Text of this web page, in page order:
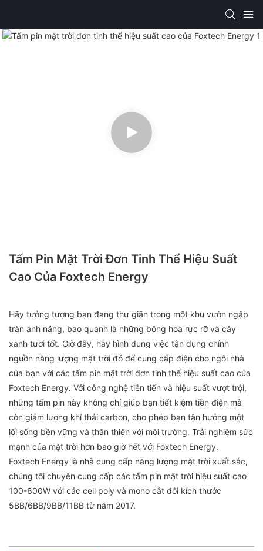
Tấm Pin Mặt Trời Đơn Tinh Thể Hiệu Suất
Cao Của Foxtech Energy
Hãy tưởng tượng bạn đang thư giãn trong một khu vườn ngập
tràn ánh nắng, bao quanh là những bông hoa rực rỡ và cây
xanh tươi tốt. Giờ đây, hãy hình dung việc tận dụng chính
nguồn năng lượng mặt trời đó để cung cấp điện cho ngôi nhà
của bạn với các tấm pin mặt trời đơn tinh thể hiệu suất cao của
Foxtech Energy. Với công nghệ tiên tiến và hiệu suất vượt trội,
những tấm pin này không chỉ giúp bạn tiết kiệm tiền điện mà
còn giảm lượng khí thải carbon, cho phép bạn tận hưởng một
lối sống bền vững và thân thiện với môi trường. Trải nghiệm sức
mạnh của mặt trời hơn bao giờ hết với Foxtech Energy.
Foxtech Energy là nhà cung cấp năng lượng mặt trời xuất sắc,
chúng tôi chuyên cung cấp các tấm pin mặt trời hiệu suất cao
100-600W với các cell poly và mono cắt đôi kích thước
5BB/6BB/9BB/11BB từ năm 2017.